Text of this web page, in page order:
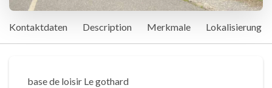
Kontaktdaten Description Merkmale Lokalisierung
base de loisir Le gothard